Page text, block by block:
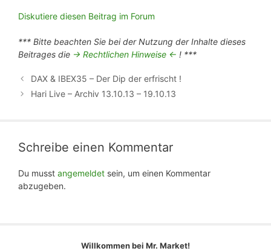
Diskutiere diesen Beitrag im Forum
*** Bitte beachten Sie bei der Nutzung der Inhalte dieses
Beitrages die -> Rechtlichen Hinweise <- ! ***
DAX & IBEX35 – Der Dip der erfrischt !
Hari Live – Archiv 13.10.13 – 19.10.13
Schreibe einen Kommentar
Du musst angemeldet sein, um einen Kommentar
abzugeben.
Willkommen bei Mr. Market!